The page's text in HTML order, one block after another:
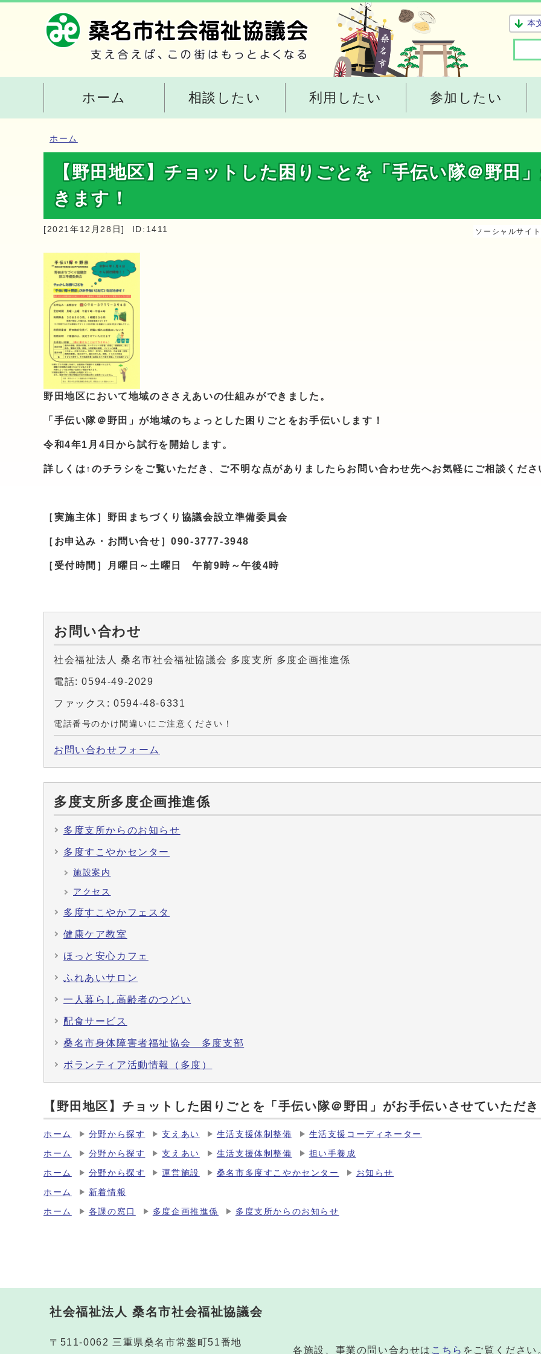
本
ホーム 相談したい 利用したい 参加したい
ホーム
【野田地区】チョットした困りごとを「手伝い隊＠野田
きます！
[2021年12月28日] ID:1411 ソーシャルサイ
野田地区において地域のささえあいの仕組みができました。
「手伝い隊＠野田」が地域のちょっとした困りごとをお手伝いします！
令和4年1月4日から試行を開始します。
詳しくは↑のチラシをご覧いただき、ご不明な点がありましたらお問い合わせ先へお気軽にご相談くださ
［実施主体］野田まちづくり協議会設立準備委員会
［お申込み・お問い合せ］090-3777-3948
［受付時間］月曜日～土曜日 午前9時～午後4時
お問い合わせ
社会福祉法人 桑名市社会福祉協議会 多度支所 多度企画推進係
電話: 0594-49-2029
ファックス: 0594-48-6331
電話番号のかけ間違いにご注意ください！
お問い合わせフォーム
多度支所多度企画推進係
多度支所からのお知らせ
多度すこやかセンター
施設案内
アクセス
多度すこやかフェスタ
健康ケア教室
ほっと安心カフェ
ふれあいサロン
一人暮らし高齢者のつどい
配食サービス
桑名市身体障害者福祉協会 多度支部
ボランティア活動情報（多度）
【野田地区】チョットした困りごとを「手伝い隊＠野田」がお手伝いさせていただ
ホーム 分野から探す 支えあい 生活支援体制整備 生活支援コーディネーター
ホーム 分野から探す 支えあい 生活支援体制整備 担い手養成
ホーム 分野から探す 運営施設 桑名市多度すこやかセンター お知らせ
ホーム 新着情報
ホーム 各課の窓口 多度企画推進係 多度支所からのお知らせ
社会福祉法人 桑名市社会福祉協議会
〒511-0062 三重県桑名市常盤町51番地
各施設、事業の問い合わせは こちら をご覧ください